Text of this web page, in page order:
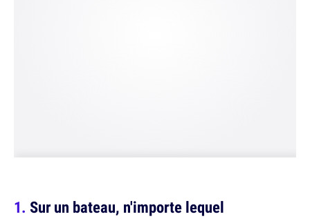
Sur un bateau, n'importe lequel